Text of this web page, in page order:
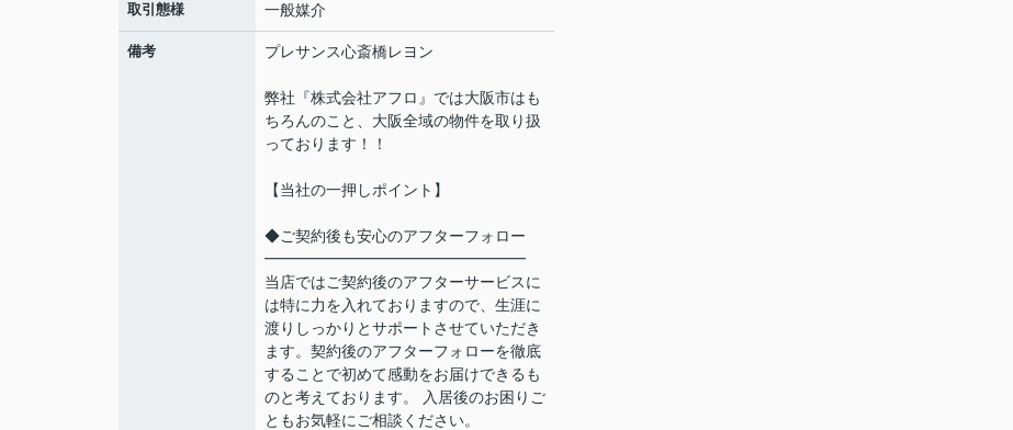
取引態様 一般媒介
備考 プレサンス心斎橋レヨン
弊社『株式会社アフロ』では大阪市はも
ちろんのこと、大阪全域の物件を取り扱
っております！！
【当社の一押しポイント】
◆ご契約後も安心のアフターフォロー
━━━━━━━━━━━━━━━━━
当店ではご契約後のアフターサービスに
は特に力を入れておりますので、生涯に
渡りしっかりとサポートさせていただき
ます。契約後のアフターフォローを徹底
することで初めて感動をお届けできるも
のと考えております。 入居後のお困りご
ともお気軽にご相談ください。